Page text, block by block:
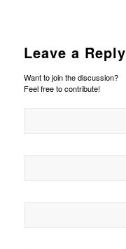
Leave a Reply
Want to join the discussion?
Feel free to contribute!